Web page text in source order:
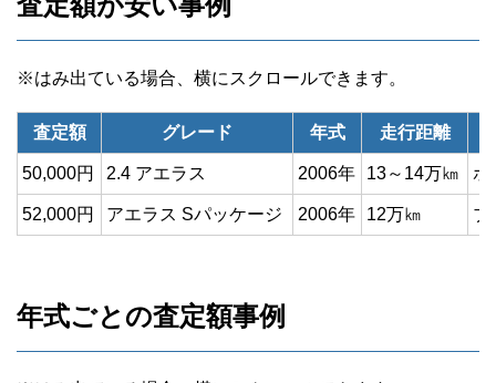
査定額 グレード 年式 走行距離
50,000円 2.4 アエラス 2006年 13～14万㎞ ホ
52,000円 アエラス Sパッケージ 2006年 12万㎞ ブ
年式ごとの査定額事例